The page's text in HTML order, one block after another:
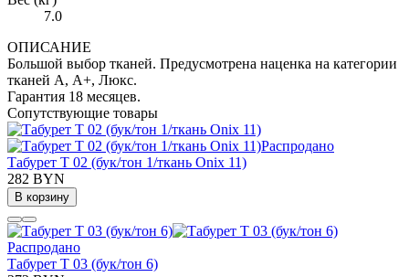
7.0
ОПИСАНИЕ
Большой выбор тканей. Предусмотрена наценка на категории
тканей А, А+, Люкс.
Гарантия 18 месяцев.
Сопутствующие товары
Распродано
Табурет Т 02 (бук/тон 1/ткань Onix 11)
282 BYN
В корзину
Распродано
Табурет Т 03 (бук/тон 6)